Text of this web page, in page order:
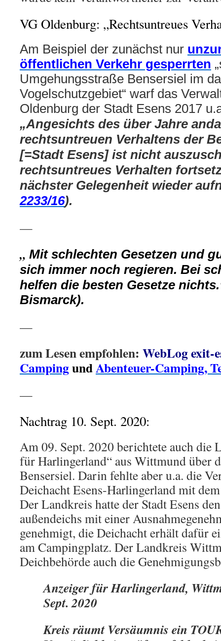
VG Oldenburg: „Rechtsuntreues
Am Beispiel der zunächst nur
öffentlichen Verkehr gesperrten
Umgehungsstraße Bensersiel im
Vogelschutzgebiet“ warf das
Oldenburg der Stadt Esens 2017
„Angesichts des über Jahre
rechtsuntreuen Verhaltens der
[=Stadt Esens] ist nicht
rechtsuntreues Verhalten
nächster Gelegenheit wieder
2233/16).
—
„ Mit schlechten Gesetzen und
sich immer noch regieren. Bei
helfen die besten Gesetze
Bismarck).
—
zum Lesen empfohlen: WebLog exit-
CampingundAbenteuer-Camping,
—
Nachtrag 10. Sept. 2020:
Am 09. Sept. 2020 berichtete auch die
für Harlingerland“ aus Wittmund über
Bensersiel. Darin fehlte aber u.a. die
Deichacht Esens-Harlingerland mit
Der Landkreis hatte der Stadt Esens
außendeichs mit einer
genehmigt, die Deichacht erhält dafür
am Campingplatz. Der Landkreis
Deichbehörde auch die
Anzeiger für Harlingerland,
Sept. 2020
Kreis räumt Versäumnis ein